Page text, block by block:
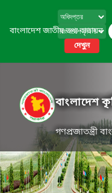
বাংলাদেশ জাতীয় তথ্য বাতায়ন
দেখুন
বাংলাদেশ
গণপ্রজাতন্ত্রী